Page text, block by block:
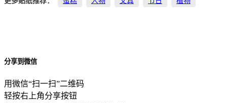
分享到微信
用微信“扫一扫”二维码
轻按右上角分享按钮